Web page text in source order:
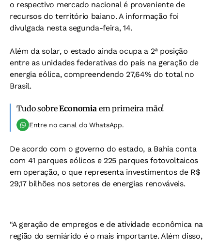
o respectivo mercado nacional é proveniente de
recursos do território baiano. A informação foi
divulgada nesta segunda-feira, 14.
Além da solar, o estado ainda ocupa a 2ª posição
entre as unidades federativas do país na geração de
energia eólica, compreendendo 27,64% do total no
Brasil.
Tudo sobreEconomia em primeira mão!
Entre no canal do WhatsApp.
De acordo com o governo do estado, a Bahia conta
com 41 parques eólicos e 225 parques fotovoltaicos
em operação, o que representa investimentos de R$
29,17 bilhões nos setores de energias renováveis.
“A geração de empregos e de atividade econômica na
região do semiárido é o mais importante. Além disso,